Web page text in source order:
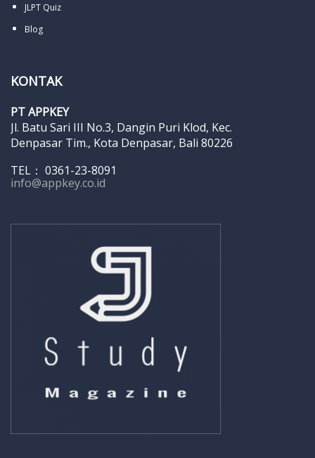
JLPT Quiz
Blog
KONTAK
PT APPKEY
Jl. Batu Sari III No.3, Dangin Puri Klod, Kec.
Denpasar Tim., Kota Denpasar, Bali 80226
TEL： 0361-23-8091
info@appkey.co.id